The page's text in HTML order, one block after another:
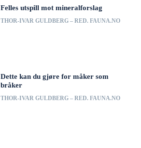
Felles utspill mot mineralforslag
THOR-IVAR GULDBERG – RED. FAUNA.NO
Dette kan du gjøre for måker som
bråker
THOR-IVAR GULDBERG – RED. FAUNA.NO